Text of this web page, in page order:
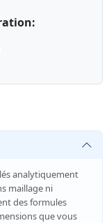
analytiquement
maillage ni
des formules
que vous